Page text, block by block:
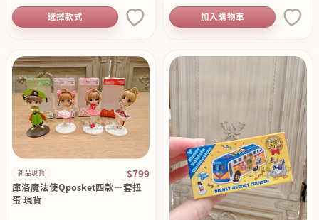
選擇款式 加入購物車
新品現貨 $799
庫洛魔法使Qposket四款一套扭
蛋 現貨